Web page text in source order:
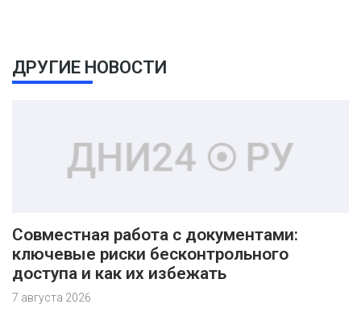
ДРУГИЕ НОВОСТИ
Совместная работа с документами:
ключевые риски бесконтрольного
доступа и как их избежать
7 августа 2026